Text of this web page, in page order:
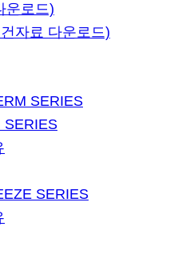
운로드)
자료 다운로드)
SERIES
SERIES
SERIES